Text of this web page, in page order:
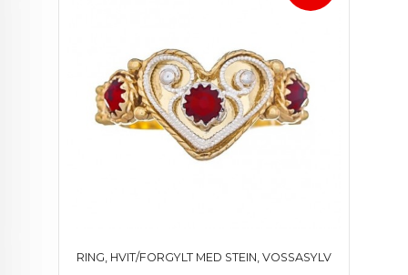
RING, HVIT/FORGYLT MED STEIN, VOSSASYLV